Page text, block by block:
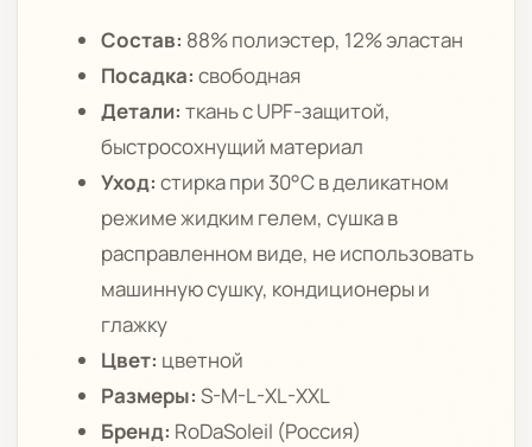
Состав: 88% полиэстер, 12% эластан
Посадка: свободная
Детали: ткань с UPF-защитой,
быстросохнущий материал
Уход: стирка при 30°C в деликатном
режиме жидким гелем, сушка в
расправленном виде, не использовать
машинную сушку, кондиционеры и
глажку
Цвет: цветной
Размеры: S-M-L-XL-XXL
Бренд: RoDaSoleil (Россия)